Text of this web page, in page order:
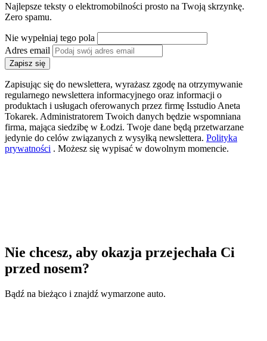
Najlepsze teksty o elektromobilności prosto na Twoją skrzynkę.
Zero spamu.
Nie wypełniaj tego pola
Adres email
Zapisz się
Zapisując się do newslettera, wyrażasz zgodę na otrzymywanie
regularnego newslettera informacyjnego oraz informacji o
produktach i usługach oferowanych przez firmę Isstudio Aneta
Tokarek. Administratorem Twoich danych będzie wspomniana
firma, mająca siedzibę w Łodzi. Twoje dane będą przetwarzane
jedynie do celów związanych z wysyłką newslettera. Polityka
prywatności . Możesz się wypisać w dowolnym momencie.
Nie chcesz, aby okazja przejechała Ci
przed nosem?
Bądź na bieżąco i znajdź wymarzone auto.